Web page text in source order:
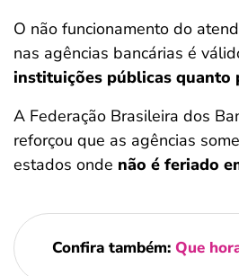
O não funcionamento do
nas agências bancárias é
instituições públicas quanto
A Federação Brasileira dos
reforçou que as agências
estados onde não é feriado
Confira também: Que